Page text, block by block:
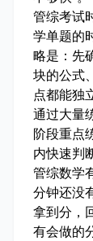
管综考试
学单题的
略是：先
块的公式
点都能独
通过大量
阶段重点
内快速判
管综数学
分钟还没
拿到分，
有会做的